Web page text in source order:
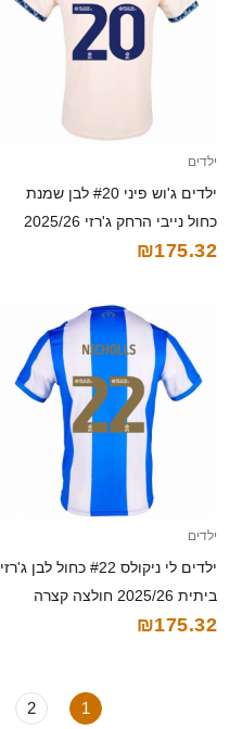
ילדים
ילדים ג'וש פיני #20 לבן שמנת
כחול נייבי הרחק ג'רזי 2025/26
חולצה קצרה
₪175.32
ילדים
ילדים לי ניקולס #22 כחול לבן ג'רזי
ביתית 2025/26 חולצה קצרה
₪175.32
1
2